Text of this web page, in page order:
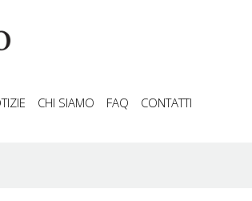
CHI SIAMO FAQ CONTATTI